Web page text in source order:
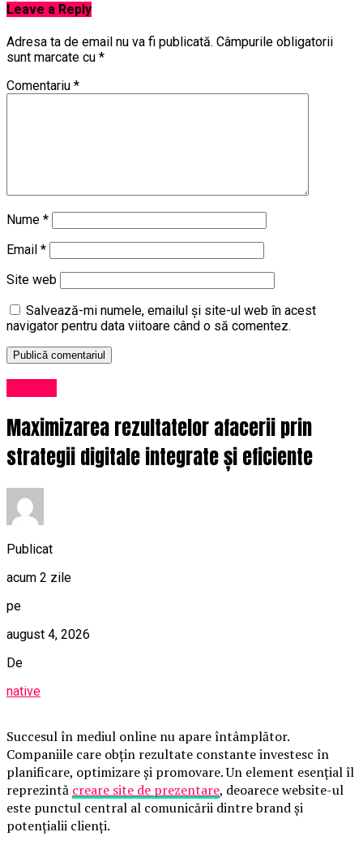
Leave a Reply
Adresa ta de email nu va fi publicată. Câmpurile obligatorii
sunt marcate cu *
Comentariu *
Nume *
Email *
Site web
Salvează-mi numele, emailul și site-ul web în acest
navigator pentru data viitoare când o să comentez.
Maximizarea rezultatelor afacerii prin
strategii digitale integrate și eficiente
Publicat
acum 2 zile
pe
august 4, 2026
De
native
Succesul în mediul online nu apare întâmplător.
Companiile care obțin rezultate constante investesc în
planificare, optimizare și promovare. Un element esențial îl
reprezintă creare site de prezentare, deoarece website-ul
este punctul central al comunicării dintre brand și
potențialii clienți.